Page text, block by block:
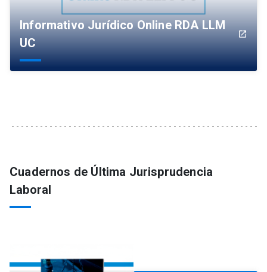
Informativo Jurídico Online RDA LLM
UC
launch
Cuadernos de Última Jurisprudencia
Laboral